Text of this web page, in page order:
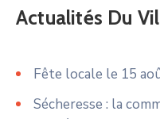
Actualités Du
Fête locale le 15
Sécheresse : la